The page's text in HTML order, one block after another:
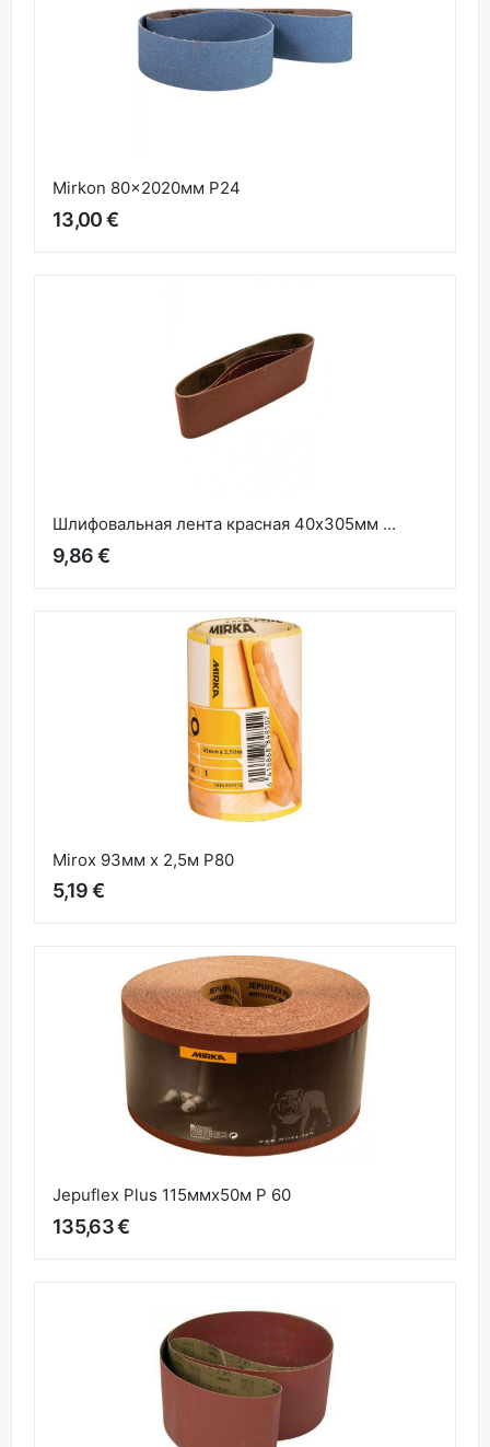
Mirkon 80x2020мм P24
13,00 €
Шлифовальная лента красная 40x305мм ...
9,86 €
Mirox 93мм x 2,5м P80
5,19 €
Jepuflex Plus 115ммx50м P 60
135,63 €